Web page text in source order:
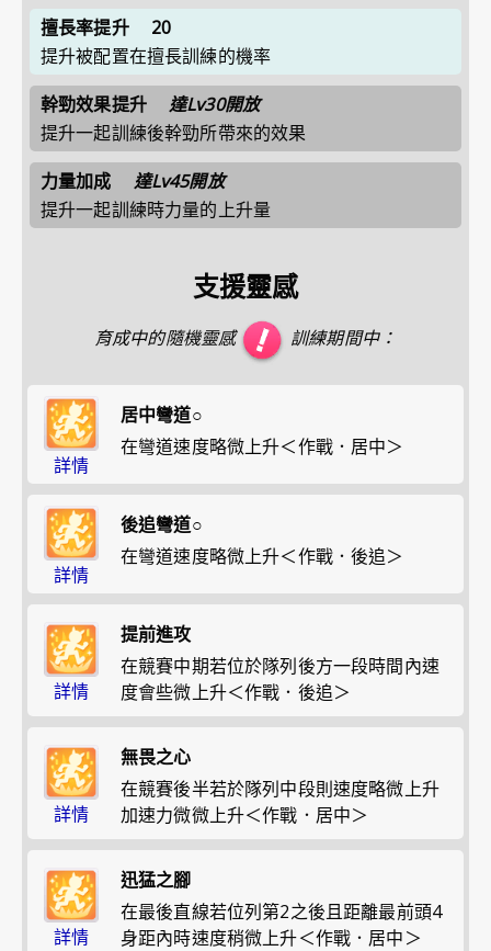
擅長率提升
20
提升被配置在擅長訓練的機率
幹勁效果提升
達Lv30開放
提升一起訓練後幹勁所帶來的效果
力量加成
達Lv45開放
提升一起訓練時力量的上升量
支援靈感
育成中的隨機靈感 訓練期間中：
詳情
居中彎道○
在彎道速度略微上升＜作戰．居中＞
詳情
後追彎道○
在彎道速度略微上升＜作戰．後追＞
詳情
提前進攻
在競賽中期若位於隊列後方一段時間內速
度會些微上升＜作戰．後追＞
詳情
無畏之心
在競賽後半若於隊列中段則速度略微上升
加速力微微上升＜作戰．居中＞
詳情
迅猛之腳
在最後直線若位列第2之後且距離最前頭4
身距內時速度稍微上升＜作戰．居中＞